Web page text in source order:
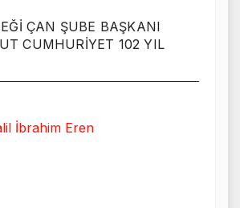
ÇAN ŞUBE BAŞKANI
CUMHURİYET 102 YIL
İbrahim Eren